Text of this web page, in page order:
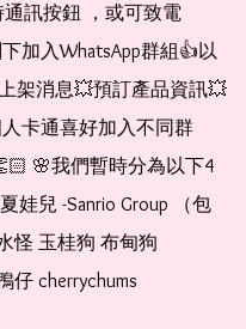
通訊按鈕 ，或可致電
加入WhatsApp群組👍以
架消息💥預訂產品資訊💥
卡通喜好加入不同群
🌸我們暫時分為以下4
娃兒 -Sanrio Group （包
怪 玉桂狗 布甸狗
仔 cherrychums